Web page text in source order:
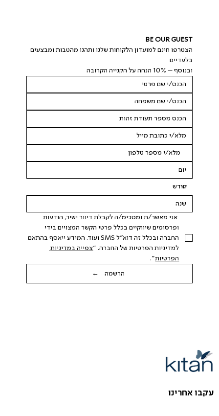
עקבו אחרינו
BE OUR GUEST
הצטרפו חינם למועדון הלקוחות שלנו ותהנו מהטבות ומבצעים
בלעדיים
ובנוסף – 10% הנחה על הקנייה הקרובה
אני מאשר/ת ומסכימ/ה לקבלת דיוור ישיר, הודעות
החברה ובכלל זה דוא"ל SMS ועוד. המידע ייאסף בהתאם
למדיניות הפרטיות של החברה. "
צפייה במדיניות
הפרטיות".
הרשמה ←